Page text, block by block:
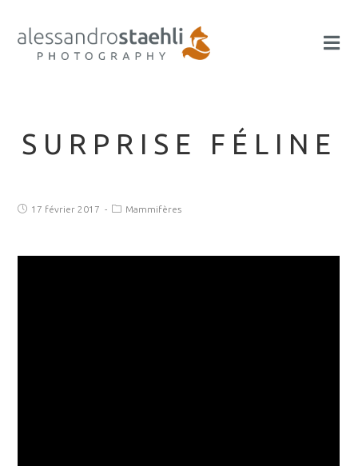
SURPRISE FÉLINE
17 février 2017 Mammifères